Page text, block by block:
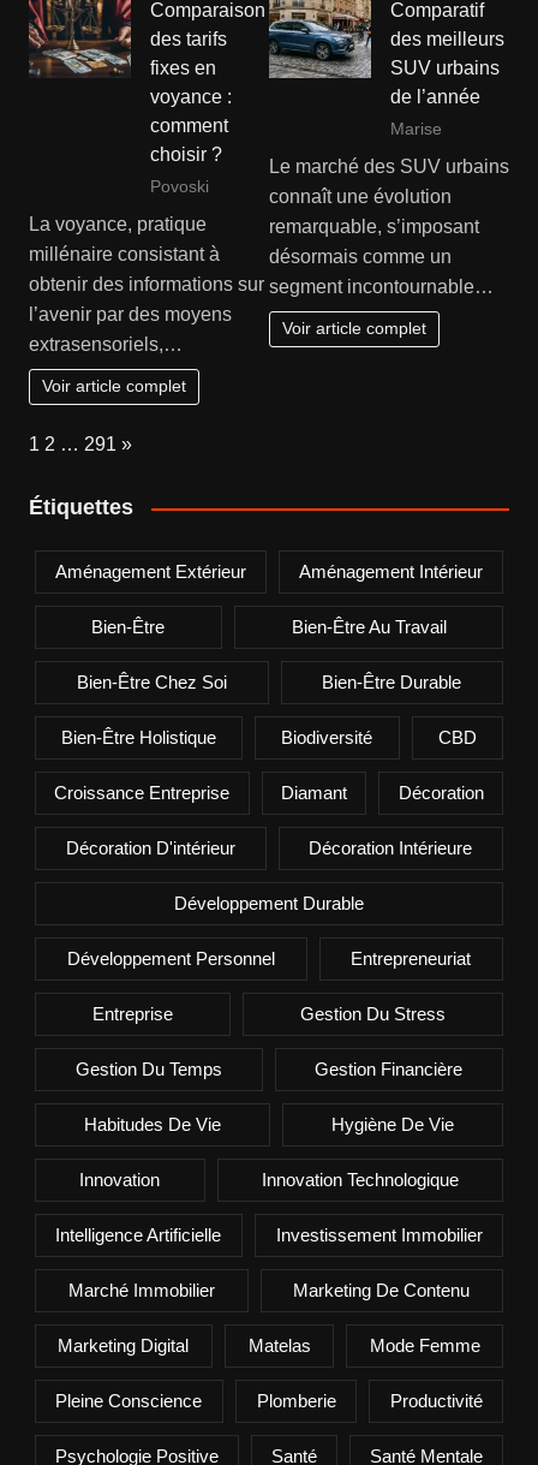
Comparaison
des tarifs
fixes en
voyance :
comment
choisir ?
Povoski
La voyance, pratique
millénaire consistant à
obtenir des informations sur
l’avenir par des moyens
extrasensoriels,…
Voir article complet
Comparatif
des meilleurs
SUV urbains
de l’année
Marise
Le marché des SUV urbains
connaît une évolution
remarquable, s’imposant
désormais comme un
segment incontournable…
Voir article complet
Page:
1 2 … 291 Next
»
Étiquettes
Aménagement Extérieur Aménagement Intérieur
Bien-Être Bien-Être Au Travail
Bien-Être Chez Soi Bien-Être Durable
Bien-Être Holistique Biodiversité CBD
Croissance Entreprise Diamant Décoration
Décoration D'intérieur Décoration Intérieure
Développement Durable
Développement Personnel Entrepreneuriat
Entreprise Gestion Du Stress
Gestion Du Temps Gestion Financière
Habitudes De Vie Hygiène De Vie
Innovation Innovation Technologique
Intelligence Artificielle Investissement Immobilier
Marché Immobilier Marketing De Contenu
Marketing Digital Matelas Mode Femme
Pleine Conscience Plomberie Productivité
Psychologie Positive Santé Santé Mentale